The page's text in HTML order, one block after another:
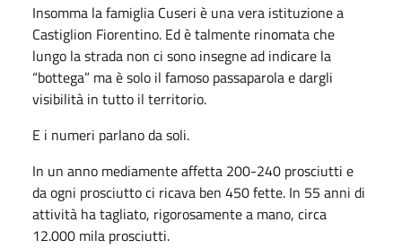
Insomma la famiglia Cuseri è una vera istituzione a
Castiglion Fiorentino. Ed è talmente rinomata che
lungo la strada non ci sono insegne ad indicare la
“bottega” ma è solo il famoso passaparola e dargli
visibilità in tutto il territorio.
E i numeri parlano da soli.
In un anno mediamente affetta 200-240 prosciutti e
da ogni prosciutto ci ricava ben 450 fette. In 55 anni di
attività ha tagliato, rigorosamente a mano, circa
12.000 mila prosciutti.